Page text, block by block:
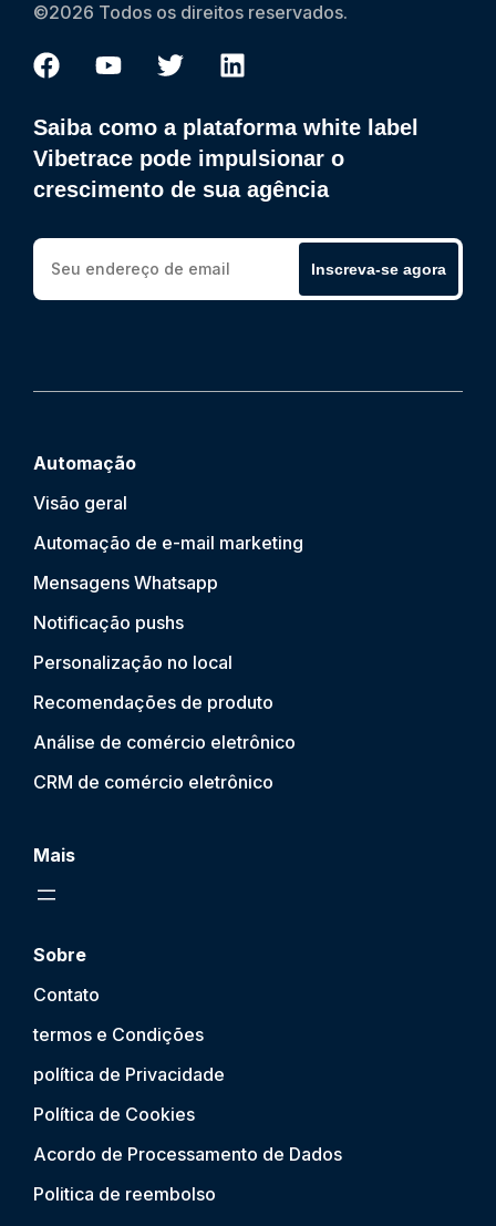
©2026 Todos os direitos reservados.
Saiba como a plataforma white label
Vibetrace pode impulsionar o
crescimento de sua agência
Inscreva-se agora
Automação
Visão geral
Automação de e-mail marketing
Mensagens Whatsapp
Notificação pushs
Personalização no local
Recomendações de produto
Análise de comércio eletrônico
CRM de comércio eletrônico
Mais
Sobre
Contato
termos e Condições
política de Privacidade
Política de Cookies
Acordo de Processamento de Dados
Politica de reembolso